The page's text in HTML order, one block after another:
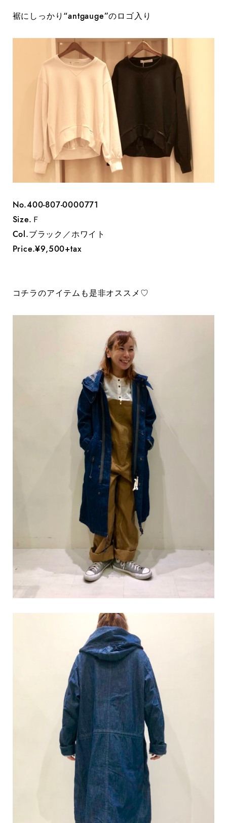
裾にしっかり“antgauge”のロゴ入り
No.400-807-0000771
Size.Ｆ
Col.ブラック／ホワイト
Price.¥9,500+tax
コチラのアイテムも是非オススメ♡